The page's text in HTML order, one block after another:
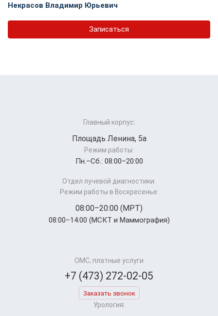
Некрасов Владимир Юрьевич
Записаться
Главный корпус:
Площадь Ленина, 5а
Режим работы:
Пн.–Cб.: 08:00–20:00
Отдел лучевой диагностики:
Режим работы в Воскресенье:
08:00–20:00 (МРТ)
08:00–14:00 (МСКТ и Маммография)
ОМС, платные услуги
+7 (473) 272-02-05
Заказать звонок
Урология: